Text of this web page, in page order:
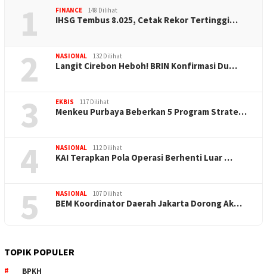
1 FINANCE 148 Dilihat
IHSG Tembus 8.025, Cetak Rekor Tertinggi…
2 NASIONAL 132 Dilihat
Langit Cirebon Heboh! BRIN Konfirmasi Du…
3 EKBIS 117 Dilihat
Menkeu Purbaya Beberkan 5 Program Strate…
4 NASIONAL 112 Dilihat
KAI Terapkan Pola Operasi Berhenti Luar …
5 NASIONAL 107 Dilihat
BEM Koordinator Daerah Jakarta Dorong Ak…
TOPIK POPULER
BPKH